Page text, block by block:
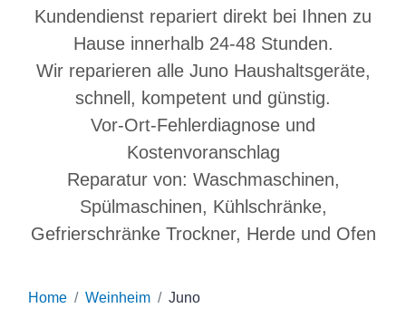
Kundendienst repariert direkt bei Ihnen zu
Hause innerhalb 24-48 Stunden.
Wir reparieren alle Juno Haushaltsgeräte,
schnell, kompetent und günstig.
Vor-Ort-Fehlerdiagnose und
Kostenvoranschlag
Reparatur von: Waschmaschinen,
Spülmaschinen, Kühlschränke,
Gefrierschränke Trockner, Herde und Ofen
Home Weinheim Juno